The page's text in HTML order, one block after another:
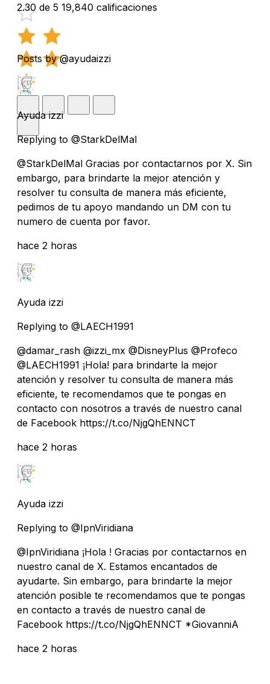
2.30 de 5 19,840 calificaciones
Posts by @ayudaizzi
Ayuda izzi
Replying to @StarkDelMal
@StarkDelMal Gracias por contactarnos por X. Sin
embargo, para brindarte la mejor atención y
resolver tu consulta de manera más eficiente,
pedimos de tu apoyo mandando un DM con tu
numero de cuenta por favor.
hace 2 horas
Ayuda izzi
Replying to @LAECH1991
@damar_rash @izzi_mx @DisneyPlus @Profeco
@LAECH1991 ¡Hola! para brindarte la mejor
atención y resolver tu consulta de manera más
eficiente, te recomendamos que te pongas en
contacto con nosotros a través de nuestro canal
de Facebook https://t.co/NjgQhENNCT
hace 2 horas
Ayuda izzi
Replying to @IpnViridiana
@IpnViridiana ¡Hola ! Gracias por contactarnos en
nuestro canal de X. Estamos encantados de
ayudarte. Sin embargo, para brindarte la mejor
atención posible te recomendamos que te pongas
en contacto a través de nuestro canal de
Facebook https://t.co/NjgQhENNCT *GiovanniA
hace 2 horas